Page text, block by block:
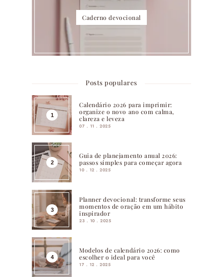
Caderno devocional
Posts populares
Calendário 2026 para imprimir:
organize o novo ano com calma,
clareza e leveza
07 . 11 . 2025
Guia de planejamento anual 2026:
passos simples para começar agora
10 . 12 . 2025
Planner devocional: transforme seus
momentos de oração em um hábito
inspirador
23 . 10 . 2025
Modelos de calendário 2026: como
escolher o ideal para você
17 . 12 . 2025